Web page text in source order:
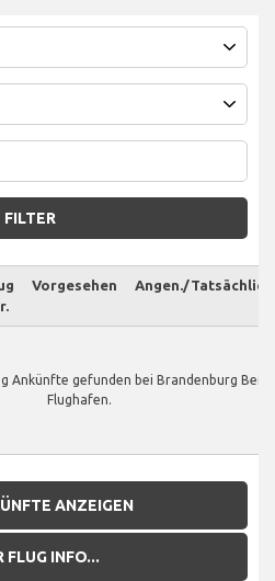
FILTER
Vorgesehen Angen./Tatsächlich
Ankünfte gefunden bei Brandenburg
Flughafen.
ANZEIGEN
FLUG INFO...